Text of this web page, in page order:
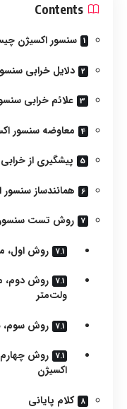
Contents
سنسور اکسیژن
دلایل خرابی
علائم خرابی
معاوضه سنسور
پیشگیری از خرابی
همانند‌ساز
روش تست
روش اول،
روش دوم،
ولت‌متر
روش سوم،
روش
اکسیژن
کلام پایانی